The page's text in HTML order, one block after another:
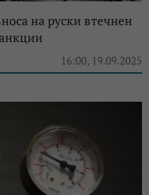
на руски втечнен
16:00, 19.09.2025